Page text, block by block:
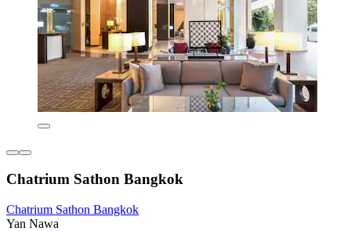
Chatrium Sathon Bangkok
Chatrium Sathon Bangkok
Yan Nawa